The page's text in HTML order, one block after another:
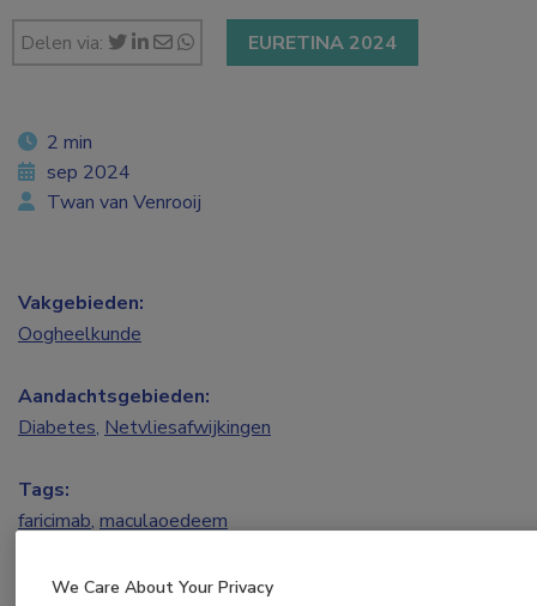
Delen via: EURETINA 2024
2 jaar extra follow-up van patiënten met
2 min
sep 2024
Twan van Venrooij
Vakgebieden:
Oogheelkunde
Aandachtsgebieden:
Diabetes, Netvliesafwijkingen
Tags:
faricimab, maculaoedeem
We Care About Your Privacy